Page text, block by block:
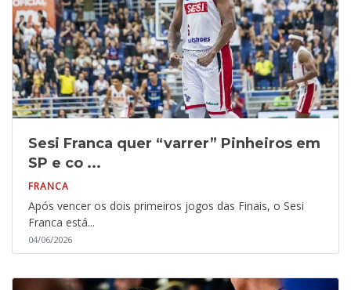
Sesi Franca quer “varrer” Pinheiros em
SP e co ...
FRANCA
Após vencer os dois primeiros jogos das Finais, o Sesi
Franca está...
04/06/2026